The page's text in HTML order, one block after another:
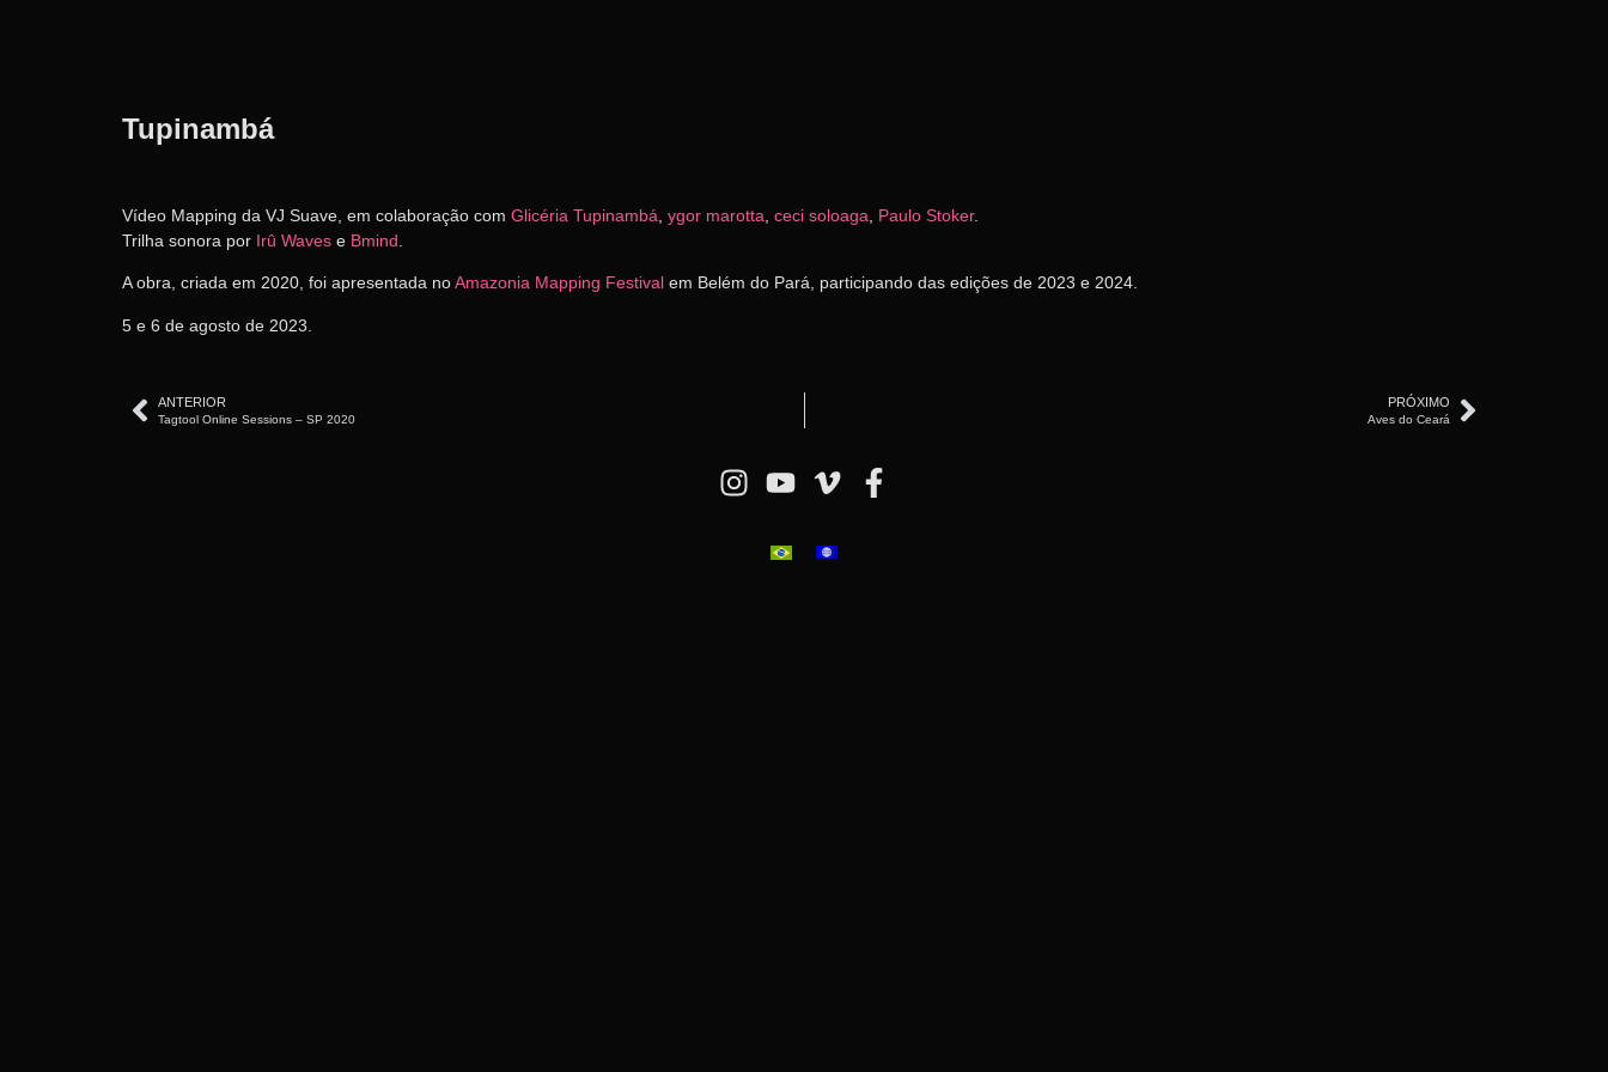
Tupinambá
Vídeo Mapping da VJ Suave, em colaboração com Glicéria Tupinambá ygor marotta ceci soloaga Paulo Stoker.
Trilha sonora por Irû Waves e Bmind
A obra, criada em 2020, foi apresentada noAmazonia Mapping Festival em Belém do Pará, participando das edições de 2023 e 2024.
5 e 6 de agosto de 2023.
ANTERIOR
Tagtool Online Sessions – SP 2020
PRÓXIMO
Aves do Ceará